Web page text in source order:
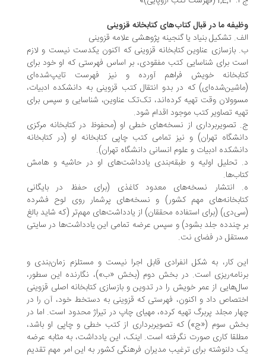
ما در قبال کتاب‌های کتابخانه قزوینی
تشکیل بنیاد یا گنجینه پژوهشی علامه قزوینی
بازسازی عناوین کتابخانه قزوینی که اکنون یکدست نیست و لازم
برای شناسایی کتب مفقودی، بر اساس فهرستی که او خود برای
خویش فراهم آورده و نیز فهرست تایپ‌شده‌ای
که در بدو انتقال کتب قزوینی به دانشکده ادبیات،
وقت تهیه کرده‌اند، تک‌تک عناوین، شناسایی و سپس برای
تصاویر کتب موجود اقدام شود.
تصویربرداری از نسخه‌های خطی او (محفوظ در کتابخانه مرکزی
تهران) و نیز تمامی کتب چاپی کتابخانه او (در کتابخانه
ادبیات و علوم انسانی دانشگاه تهران).
تحلیل اولیه و طبقه‌بندی یادداشت‌های او در حاشیه و هامش
انتشار نسخه‌های معدود کاغذی (برای حفظ در بایگانی
مهم کشور) و نسخه‌های پرشمار روی لوح فشرده
(برای استفاده محققان) از یادداشت‌های مهم‌تر (که شاید بالغ
چندده جلد بشود) و سپس عرضه تمامی این یادداشت‌ها در سایتی
در فضای نت.
کار، به ‌شکل انفرادی قابل اجرا نیست و مستلزم زمان‌بندی و
است. در بخش دوم (بخش «ب»)، نگارنده این سطور،
از عمر خویش را در تدوین و بازسازی کتابخانه اصلی قزوینی
داد و اکنون، فهرستی که قزوینی به دستخط خود، آن را در
مجلد پربرگ تهیه کرده، مهیای چاپ در تیراژ محدود است. اما در
سوم («ج») که تصویربرداری از کتب خطی و چاپی او باشد،
کاری صورت نگرفته است. اینک، این یادداشت، به ‌مثابه عرضه
دلنوشته برای ترغیب مدیران فرهنگی کشور به این امر مهم تقدیم